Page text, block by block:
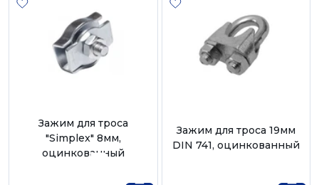
Зажим для троса
"Simplex" 8мм,
оцинкованный
Зажим для троса 19мм
DIN 741, оцинкованный